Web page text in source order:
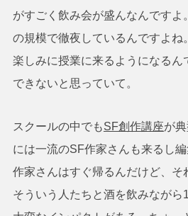
がすごく飲み会が盛んなんですよ
の規模で徹夜しているんですよね
楽しみに授業に来るようになるん
できないと思っていて。
スクールの中でもSF創作講座が
には一流のSF作家さんも来るし編
作家さんはすぐ帰るんだけど、そ
そういう人たちと酒を飲みながら